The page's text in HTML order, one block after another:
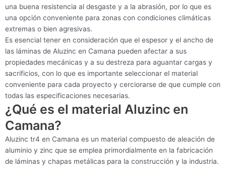
una buena resistencia al desgaste y a la abrasión, por lo que es
una opción conveniente para zonas con condiciones climáticas
extremas o bien agresivas.
Es esencial tener en consideración que el espesor y el ancho de
las láminas de Aluzinc en Camana pueden afectar a sus
propiedades mecánicas y a su destreza para aguantar cargas y
sacrificios, con lo que es importante seleccionar el material
conveniente para cada proyecto y cerciorarse de que cumple con
todas las especificaciones necesarias.
¿Qué es el material Aluzinc en
Camana?
Aluzinc tr4 en Camana es un material compuesto de aleación de
aluminio y zinc que se emplea primordialmente en la fabricación
de láminas y chapas metálicas para la construcción y la industria.